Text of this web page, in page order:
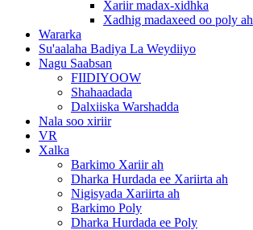
Xariir madax-xidhka
Xadhig madaxeed oo poly ah
Wararka
Su'aalaha Badiya La Weydiiyo
Nagu Saabsan
FIIDIYOOW
Shahaadada
Dalxiiska Warshadda
Nala soo xiriir
VR
Xalka
Barkimo Xariir ah
Dharka Hurdada ee Xariirta ah
Nigisyada Xariirta ah
Barkimo Poly
Dharka Hurdada ee Poly